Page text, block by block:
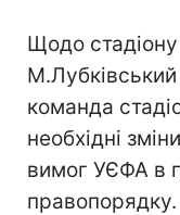
Щодо стадіону
команда
необхідні
вимог УЄФА в
правопорядку.